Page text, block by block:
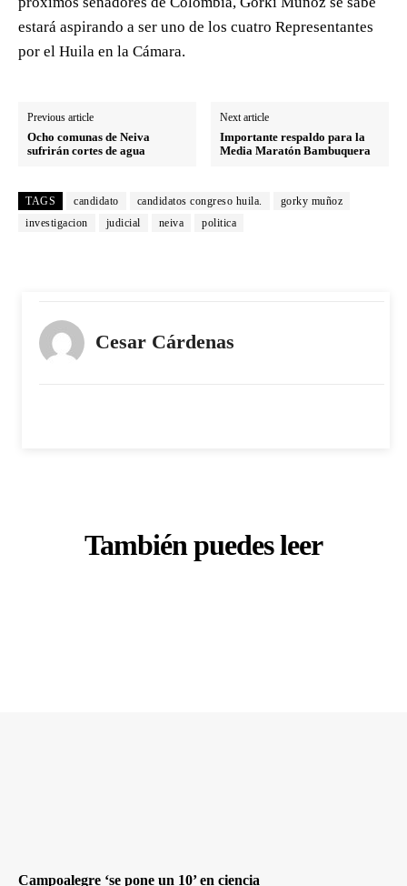
estará aspirando a ser uno de los cuatro Representantes
por el Huila en la Cámara.
Previous article
Ocho comunas de Neiva
sufrirán cortes de agua
Next article
Importante respaldo para la
Media Maratón Bambuquera
TAGS candidato candidatos congreso huila.
gorky muñoz
investigacion
judicial neiva politica
Cesar Cárdenas
También puedes leer
Campoalegre ‘se pone un 10’ en ciencia